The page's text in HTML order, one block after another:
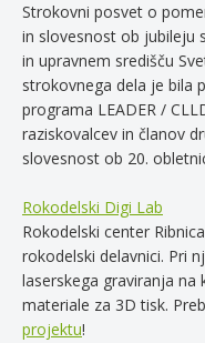
Strokovni posvet o
in slovesnost ob jubileju
in upravnem središču
strokovnega dela je bila
programa LEADER /
raziskovalcev in članov
slovesnost ob 20.
Rokodelski Digi Lab
Rokodelski center
rokodelski delavnici. Pri
laserskega graviranja na
materiale za 3D tisk.
projektu!